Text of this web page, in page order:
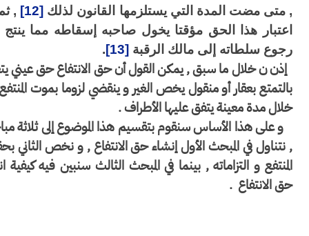
متى مضت المدة التي يستلزمها القانون لذلك[12], ثم إن
هذا الحق مؤقتا يخول صاحبه إسقاطه مما ينتج عنه
سلطاته إلى مالك الرقبة[13]
.
إذن ن خلال ما سبق , يمكن القول أن حق الانتفاع حق عيني يتعلق
بعقار أو منقول يخص الغير و ينقضي لزوما بموت المنتفع , أو
مدة معينة يتفق عليها الأطراف .
و على هذا الأساس سنقوم بتقسيم هذا الموضوع إلى ثلاثة مباحث
في المبحث الأول إنشاء حق الانتفاع , و نخص الثاني بحقوق
و التزاماته , بينما في المبحث الثالث سنبين فيه كيفية انتهاء
الانتفاع .